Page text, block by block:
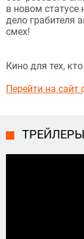
в новом статусе
дело грабителя
смех!
Кино для тех,
Перейти на сайт
ТРЕЙЛЕРЫ